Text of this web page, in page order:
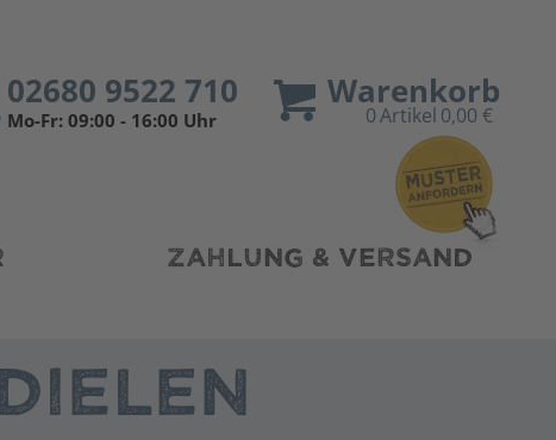
Warenkorb
0Artikel 0,00 €
02680 9522 710
Mo-Fr: 09:00 - 16:00 Uhr
ZAHLUNG & VERSAND